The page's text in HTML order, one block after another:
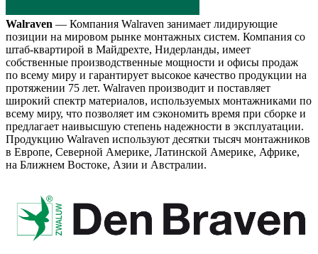
Walraven — Компания Walraven занимает лидирующие
позиции на мировом рынке монтажных систем. Компания со
штаб-квартирой в Майдрехте, Нидерланды, имеет
собственные производственные мощности и офисы продаж
по всему миру и гарантирует высокое качество продукции на
протяжении 75 лет. Walraven производит и поставляет
широкий спектр материалов, используемых монтажниками по
всему миру, что позволяет им сэкономить время при сборке и
предлагает наивысшую степень надежности в эксплуатации.
Продукцию Walraven используют десятки тысяч монтажников
в Европе, Северной Америке, Латинской Америке, Африке,
на Ближнем Востоке, Азии и Австралии.